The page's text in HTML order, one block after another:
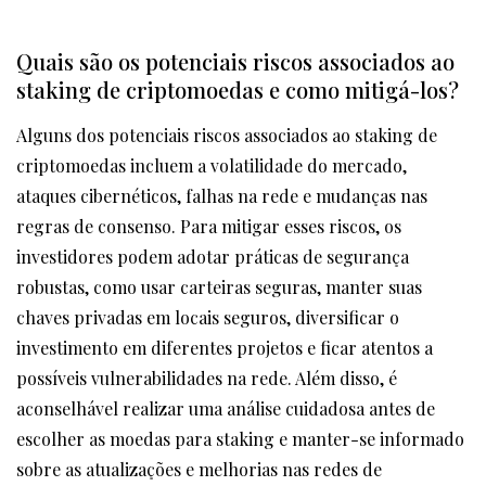
Quais são os potenciais riscos associados ao
staking de criptomoedas e como mitigá-los?
Alguns dos potenciais riscos associados ao staking de
criptomoedas incluem a volatilidade do mercado,
ataques cibernéticos, falhas na rede e mudanças nas
regras de consenso. Para mitigar esses riscos, os
investidores podem adotar práticas de segurança
robustas, como usar carteiras seguras, manter suas
chaves privadas em locais seguros, diversificar o
investimento em diferentes projetos e ficar atentos a
possíveis vulnerabilidades na rede. Além disso, é
aconselhável realizar uma análise cuidadosa antes de
escolher as moedas para staking e manter-se informado
sobre as atualizações e melhorias nas redes de